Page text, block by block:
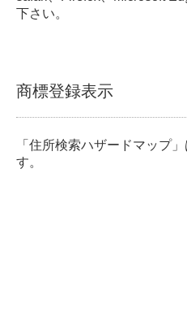
下さい。
商標登録表示
「住所検索ハザードマップ
す。